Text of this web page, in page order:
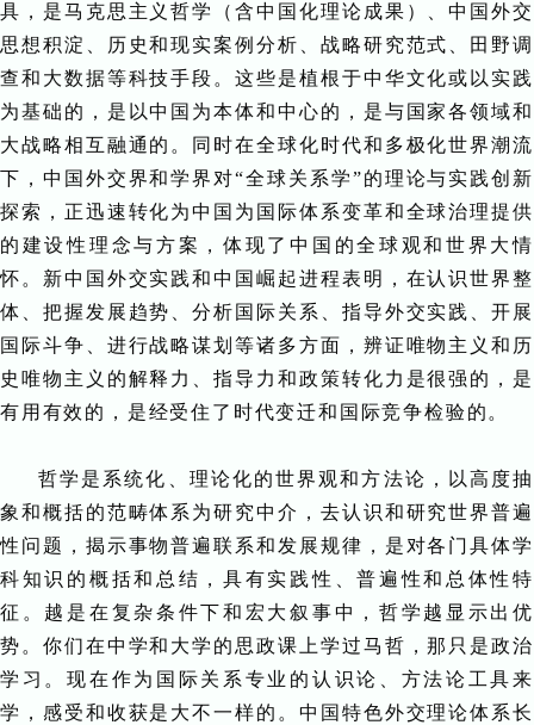
具，是马克思主义哲学（含中国化理论成果）、中国外交
思想积淀、历史和现实案例分析、战略研究范式、田野调
查和大数据等科技手段。这些是植根于中华文化或以实践
为基础的，是以中国为本体和中心的，是与国家各领域和
大战略相互融通的。同时在全球化时代和多极化世界潮流
下，中国外交界和学界对“全球关系学”的理论与实践创新
探索，正迅速转化为中国为国际体系变革和全球治理提供
的建设性理念与方案，体现了中国的全球观和世界大情
怀。新中国外交实践和中国崛起进程表明，在认识世界整
体、把握发展趋势、分析国际关系、指导外交实践、开展
国际斗争、进行战略谋划等诸多方面，辨证唯物主义和历
史唯物主义的解释力、指导力和政策转化力是很强的，是
有用有效的，是经受住了时代变迁和国际竞争检验的。
哲学是系统化、理论化的世界观和方法论，以高度抽
象和概括的范畴体系为研究中介，去认识和研究世界普遍
性问题，揭示事物普遍联系和发展规律，是对各门具体学
科知识的概括和总结，具有实践性、普遍性和总体性特
征。越是在复杂条件下和宏大叙事中，哲学越显示出优
势。你们在中学和大学的思政课上学过马哲，那只是政治
学习。现在作为国际关系专业的认识论、方法论工具来
学，感受和收获是大不一样的。中国特色外交理论体系长